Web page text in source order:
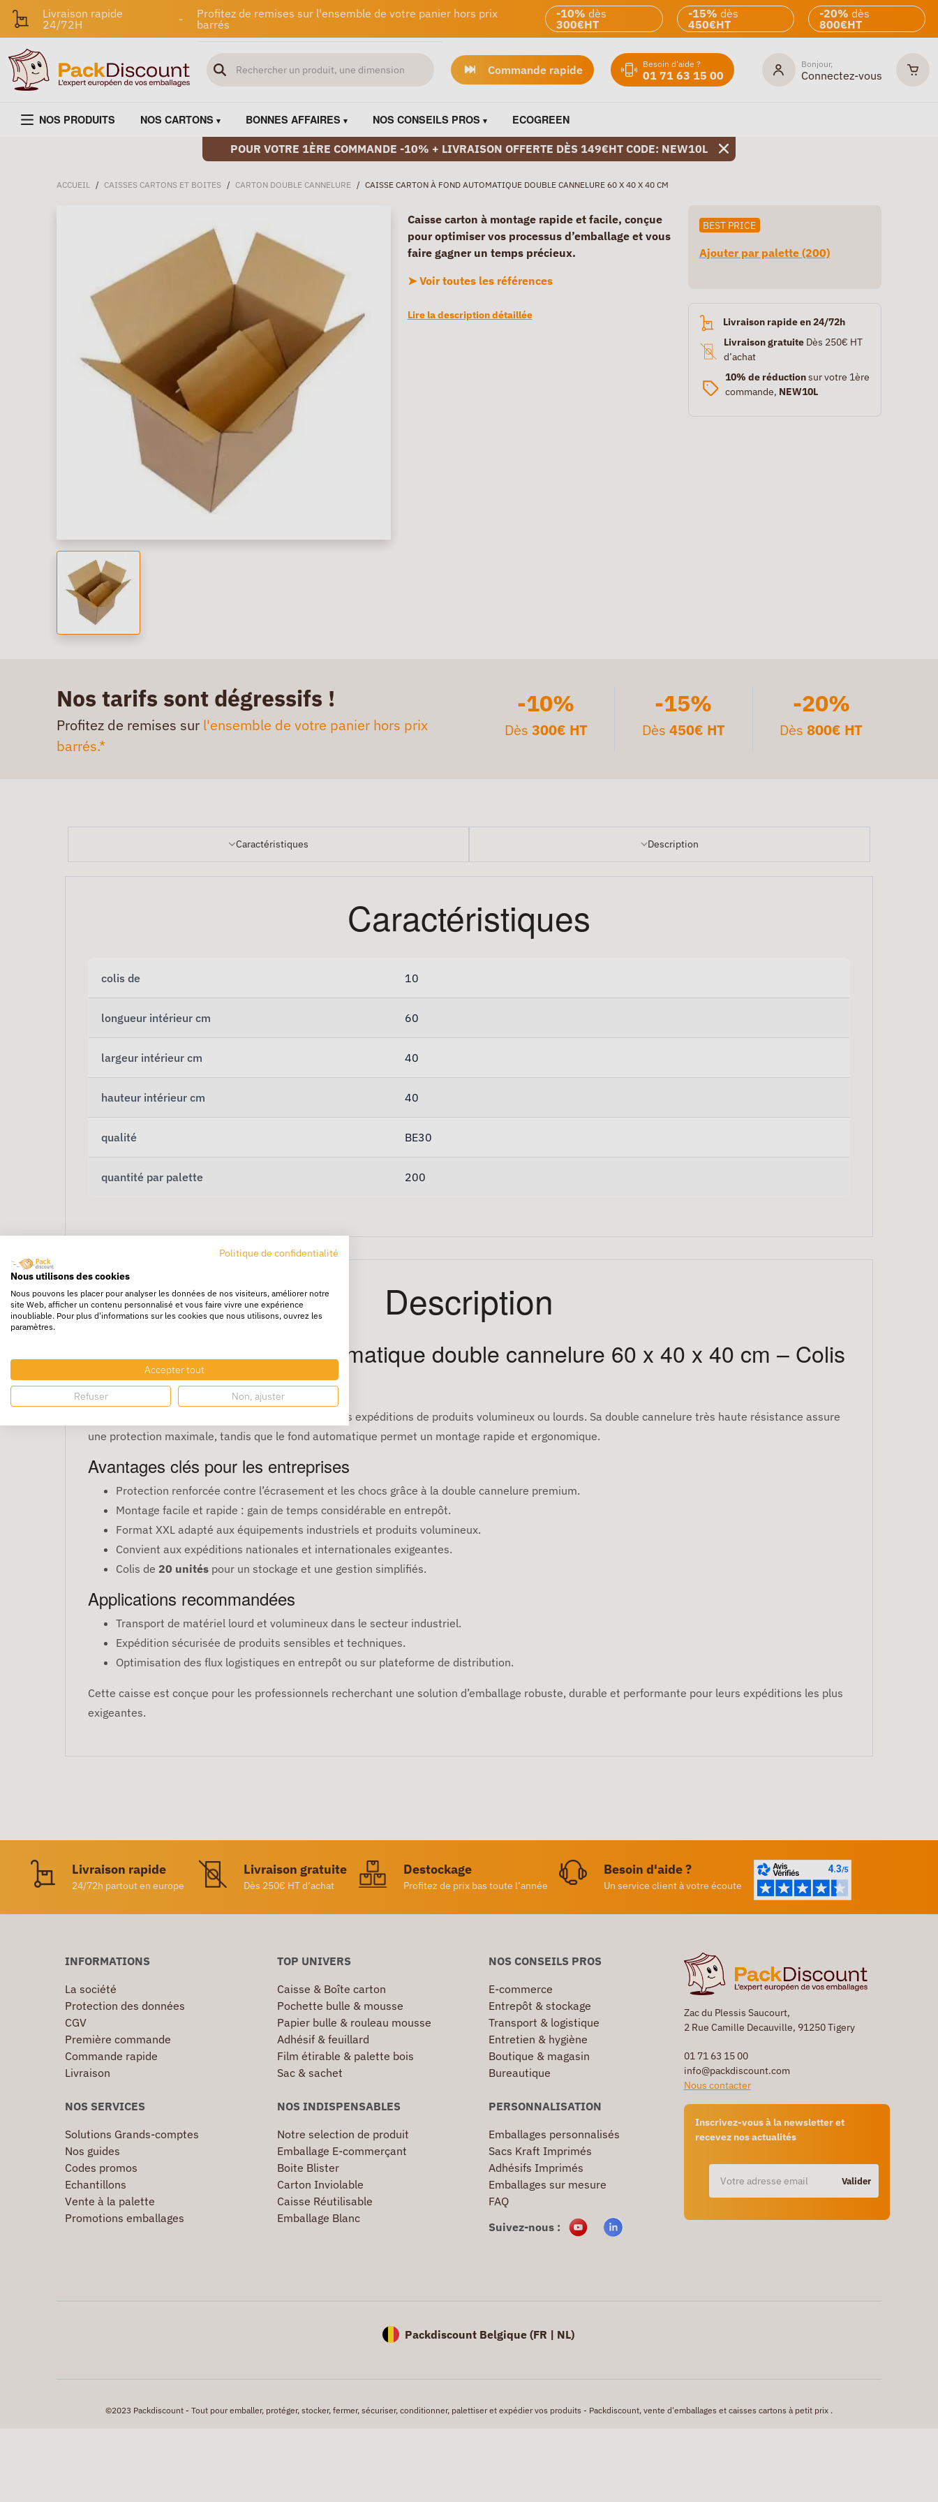
Livraison rapide
24/72H
-
Profitez de remises sur l'ensemble de votre panier hors prix
barrés
-10% dès
300€HT
-15% dès
450€HT
-20% dès
800€HT
Commande rapide Besoin d'aide ?
01 71 63 15 00
Bonjour,
Connectez-vous
NOS PRODUITS NOS CARTONS BONNES AFFAIRES NOS CONSEILS PROS ECOGREEN
POUR VOTRE 1ÈRE COMMANDE -10% + LIVRAISON OFFERTE DÈS 149€HT CODE: NEW10L
ACCUEIL / CAISSES CARTONS ET BOITES / CARTON DOUBLE CANNELURE / CAISSE CARTON À FOND AUTOMATIQUE DOUBLE CANNELURE 60 X 40 X 40 CM
Caisse carton à montage rapide et facile, conçue
pour optimiser vos processus d’emballage et vous
faire gagner un temps précieux.
➤ Voir toutes les références
Lire la description détaillée
BEST PRICE
Ajouter par palette (200)
Livraison rapide en 24/72h
Livraison gratuiteDès 250€ HT
d’achat
10% de réductionsur votre 1ère
commande, NEW10L
Nos tarifs sont dégressifs !
Profitez de remises sur l'ensemble de votre panier hors prix
barrés.*
-10%
Dès 300€ HT
-15%
Dès 450€ HT
-20%
Dès800€ HT
Caractéristiques Description
Caractéristiques
colis de 10
longueur intérieur cm 60
largeur intérieur cm 40
hauteur intérieur cm 40
qualité BE30
quantité par palette 200
Description
Caisse carton à fond automatique double cannelure 60 x 40 x 40 cm – Colis
de 10
est idéale pour les expéditions de produits volumineux ou lourds. Sa double cannelure très haute résistance assure
une protection maximale, tandis que le fond automatique permet un montage rapide et ergonomique.
Avantages clés pour les entreprises
Protection renforcée contre l’écrasement et les chocs grâce à la double cannelure premium.
Montage facile et rapide : gain de temps considérable en entrepôt.
Format XXL adapté aux équipements industriels et produits volumineux.
Convient aux expéditions nationales et internationales exigeantes.
Colis de 20 unités pour un stockage et une gestion simplifiés.
Applications recommandées
Transport de matériel lourd et volumineux dans le secteur industriel.
Expédition sécurisée de produits sensibles et techniques.
Optimisation des flux logistiques en entrepôt ou sur plateforme de distribution.
Cette caisse est conçue pour les professionnels recherchant une solution d’emballage robuste, durable et performante pour leurs expéditions les plus
exigeantes.
Livraison rapide
24/72h partout en europe
Livraison gratuite
Dès 250€ HT d’achat
Destockage
Profitez de prix bas toute l’année
Besoin d'aide ?
Un service client à votre écoute
Zac du Plessis Saucourt,
2 Rue Camille Decauville, 91250 Tigery
01 71 63 15 00
info@packdiscount.com
Nous contacter
Inscrivez-vous à la newsletter et
recevez nos actualités
Valider
INFORMATIONS
La société
Protection des données
CGV
Première commande
Commande rapide
Livraison
TOP UNIVERS
Caisse & Boîte carton
Pochette bulle & mousse
Papier bulle & rouleau mousse
Adhésif & feuillard
Film étirable & palette bois
Sac & sachet
NOS CONSEILS PROS
E-commerce
Entrepôt & stockage
Transport & logistique
Entretien & hygiène
Boutique & magasin
Bureautique
NOS SERVICES
Solutions Grands-comptes
Nos guides
Codes promos
Echantillons
Vente à la palette
Promotions emballages
NOS INDISPENSABLES
Notre selection de produit
Emballage E-commerçant
Boite Blister
Carton Inviolable
Caisse Réutilisable
Emballage Blanc
PERSONNALISATION
Emballages personnalisés
Sacs Kraft Imprimés
Adhésifs Imprimés
Emballages sur mesure
FAQ
Suivez-nous :
Packdiscount Belgique (FR | NL)
©2023 Packdiscount - Tout pour emballer, protéger, stocker, fermer, sécuriser, conditionner, palettiser et expédier vos produits - Packdiscount, vente d'emballages et caisses cartons à petit prix .
Politique de confidentialité
Nous utilisons des cookies
Nous pouvons les placer pour analyser les données de nos visiteurs, améliorer notre
site Web, afficher un contenu personnalisé et vous faire vivre une expérience
inoubliable. Pour plus d'informations sur les cookies que nous utilisons, ouvrez les
paramètres.
Accepter tout
Refuser Non, ajuster